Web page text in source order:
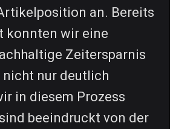
an. Bereits
konnten wir eine
Zeitersparnis
nicht nur deutlich
in diesem Prozess
beeindruckt von der